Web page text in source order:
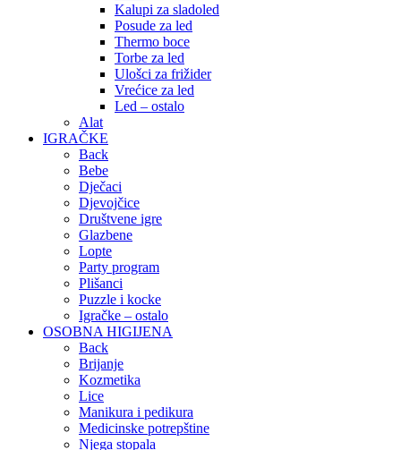
Kalupi za sladoled
Posude za led
Thermo boce
Torbe za led
Ulošci za frižider
Vrećice za led
Led – ostalo
Alat
IGRAČKE
Back
Bebe
Dječaci
Djevojčice
Društvene igre
Glazbene
Lopte
Party program
Plišanci
Puzzle i kocke
Igračke – ostalo
OSOBNA HIGIJENA
Back
Brijanje
Kozmetika
Lice
Manikura i pedikura
Medicinske potrepštine
Njega stopala